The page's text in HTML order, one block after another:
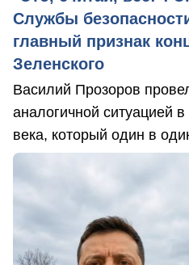
Службы
главный признак
Зеленского
Василий Прозоров
аналогичной ситуацией
века, который один в